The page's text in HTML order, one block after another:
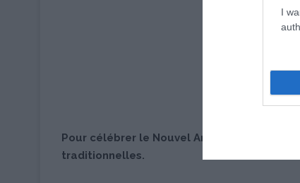
I
Pour célébrer le Nouvel An Chinois, Suzi
traditionnelles.